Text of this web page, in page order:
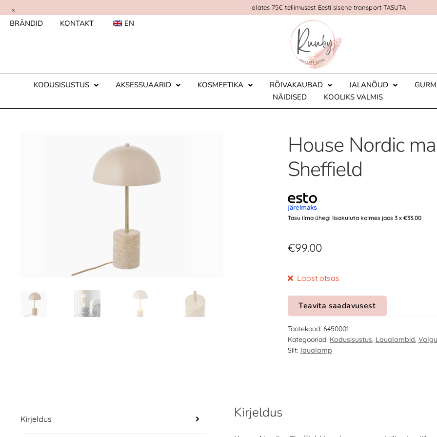
alates 75€ tellimusest Eesti sisene transport TASUTA
×
BRÄNDID KONTAKT EN
KODUSISUSTUS AKSESSUAARID KOSMEETIKA RÕIVAKAUBAD JALANÕUD
NÄIDISED
KOOLIKS VALMIS
House Nordic
Sheffield
Tasu ilma ühegi lisakuluta kolmes jaos 3 x €33.00
€99.00
Laost otsas
Teavita saadavusest
Tootekood: 6450001
Kategooriad: Kodusisustus, Laualambid,
Silt: laualamp
Kirjeldus Kirjeldus